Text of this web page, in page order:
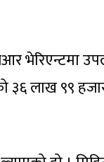
भेरिएन्टमा
लाख ९९